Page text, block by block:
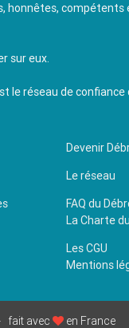
honnêtes,
sur eux.
le réseau de confiance
Devenir
Le réseau
FAQ du
La Charte
Les CGU
Mentions
fait avec en France